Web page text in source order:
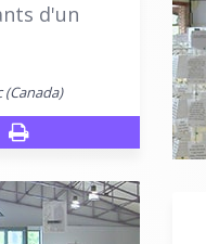
d'un
(Canada)